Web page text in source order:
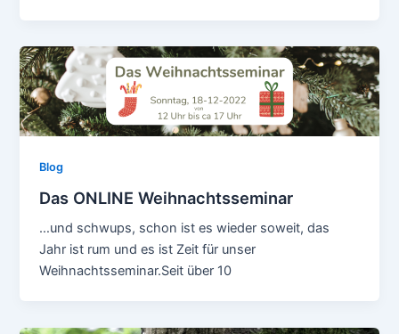
Blog
Das ONLINE Weihnachtsseminar
…und schwups, schon ist es wieder soweit, das
Jahr ist rum und es ist Zeit für unser
Weihnachtsseminar.Seit über 10